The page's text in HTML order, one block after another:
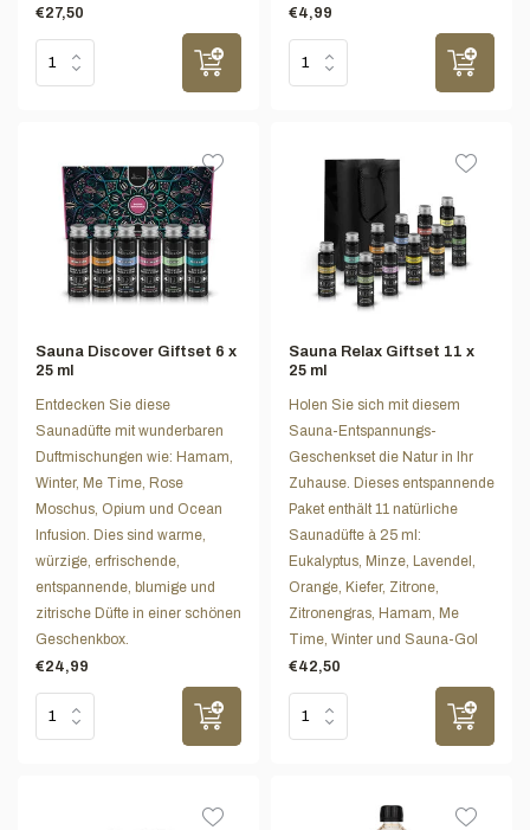
€27,50
€4,99
Sauna Discover Giftset 6 x
25 ml
Entdecken Sie diese
Saunadüfte mit wunderbaren
Duftmischungen wie: Hamam,
Winter, Me Time, Rose
Moschus, Opium und Ocean
Infusion. Dies sind warme,
würzige, erfrischende,
entspannende, blumige und
zitrische Düfte in einer schönen
Geschenkbox.
€24,99
Sauna Relax Giftset 11 x
25 ml
Holen Sie sich mit diesem
Sauna-Entspannungs-
Geschenkset die Natur in Ihr
Zuhause. Dieses entspannende
Paket enthält 11 natürliche
Saunadüfte à 25 ml:
Eukalyptus, Minze, Lavendel,
Orange, Kiefer, Zitrone,
Zitronengras, Hamam, Me
Time, Winter und Sauna-Gol
€42,50